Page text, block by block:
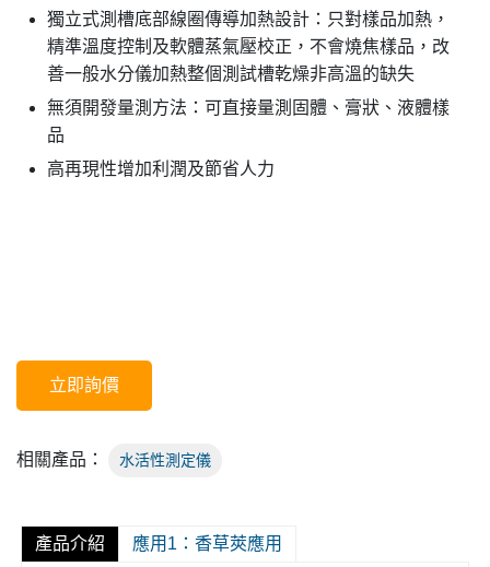
獨立式測槽底部線圈傳導加熱設計：只對樣品加熱，
精準溫度控制及軟體蒸氣壓校正，不會燒焦樣品，改
善一般水分儀加熱整個測試槽乾燥非高溫的缺失
無須開發量測方法：可直接量測固體、膏狀、液體樣
品
高再現性增加利潤及節省人力
立即詢價
相關產品： 水活性測定儀
產品介紹 應用1：香草莢應用